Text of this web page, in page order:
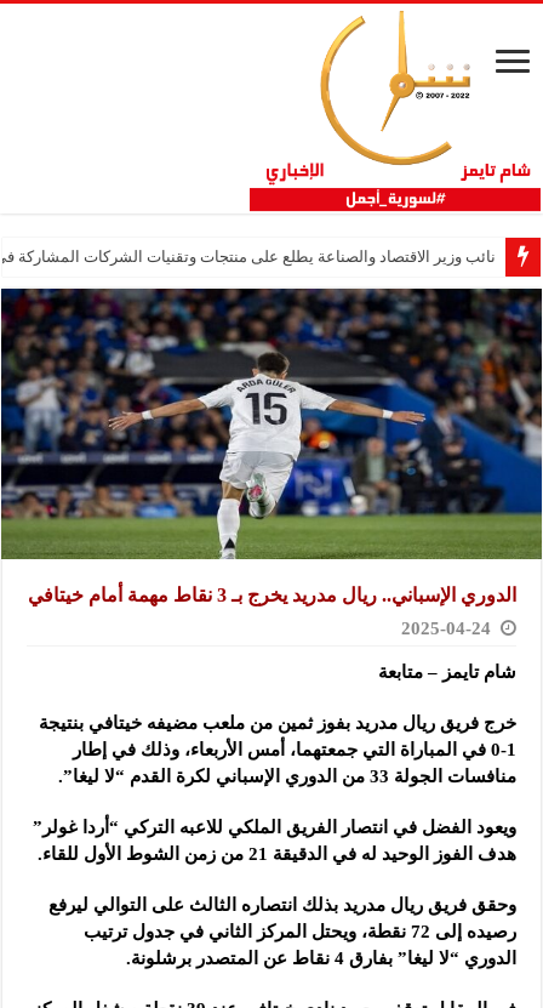
نائب وزير الاقتصاد والصناعة يطلع على منتجات وتقنيات الشركات المشاركة في
الدوري الإسباني.. ريال مدريد يخرج بـ 3 نقاط مهمة أمام خيتافي
2025-04-24
شام تايمز – متابعة
خرج فريق ريال مدريد بفوز ثمين من ملعب مضيفه خيتافي بنتيجة
1-0 في المباراة التي جمعتهما، أمس الأربعاء، وذلك في إطار
منافسات الجولة 33 من الدوري الإسباني لكرة القدم “لا ليغا”.
ويعود الفضل في انتصار الفريق الملكي للاعبه التركي “أردا غولر”
هدف الفوز الوحيد له في الدقيقة 21 من زمن الشوط الأول للقاء.
وحقق فريق ريال مدريد بذلك انتصاره الثالث على التوالي ليرفع
رصيده إلى 72 نقطة، ويحتل المركز الثاني في جدول ترتيب
الدوري “لا ليغا” بفارق 4 نقاط عن المتصدر برشلونة.